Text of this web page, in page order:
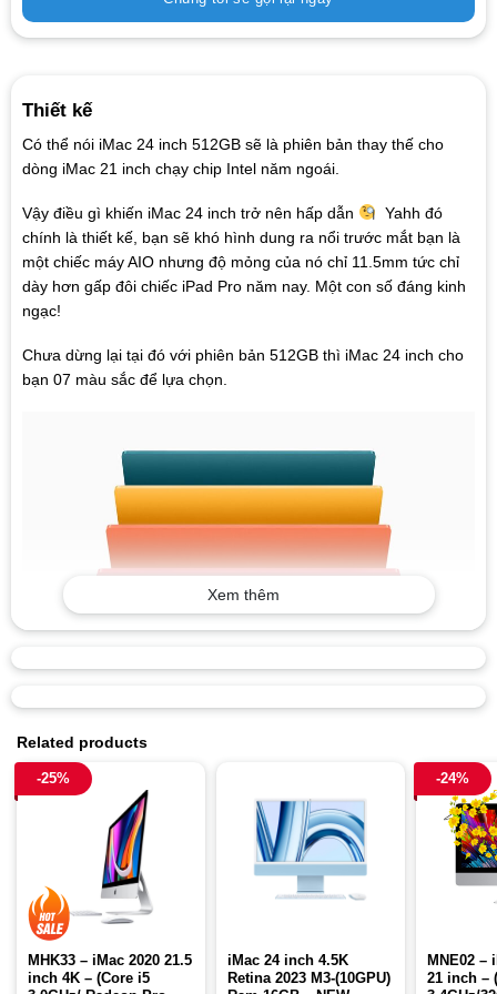
Thiết kế
Có thể nói iMac 24 inch 512GB sẽ là phiên bản thay thế cho
dòng iMac 21 inch chạy chip Intel năm ngoái.
Vậy điều gì khiến iMac 24 inch trở nên hấp dẫn
Yahh đó
chính là thiết kế, bạn sẽ khó hình dung ra nổi trước mắt bạn là
một chiếc máy AIO nhưng độ mỏng của nó chỉ 11.5mm tức chỉ
dày hơn gấp đôi chiếc iPad Pro năm nay. Một con số đáng kinh
ngạc!
Chưa dừng lại tại đó với phiên bản 512GB thì iMac 24 inch cho
bạn 07 màu sắc để lựa chọn.
Xem thêm
Related products
-25%
MHK33 – iMac 2020 21.5
inch 4K – (Core i5
iMac 24 inch 4.5K
Retina 2023 M3-(10GPU)
-24%
MNE02 –
21 inch –